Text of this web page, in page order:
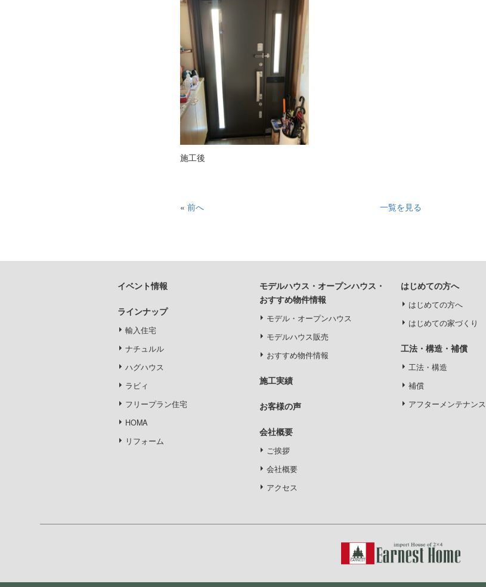
施工後
« 前へ 一覧を見る
イベント情報
ラインナップ
輸入住宅
ナチュルル
ハグハウス
ラビィ
フリープラン住宅
HOMA
リフォーム
モデルハウス・オープンハウス・
おすすめ物件情報
モデル・オープンハウス
モデルハウス販売
おすすめ物件情報
施工実績
お客様の声
会社概要
ご挨拶
会社概要
アクセス
はじめての方へ
はじめての方へ
はじめての家づくり
工法・構造・補償
工法・構造
補償
アフターメンテナンス